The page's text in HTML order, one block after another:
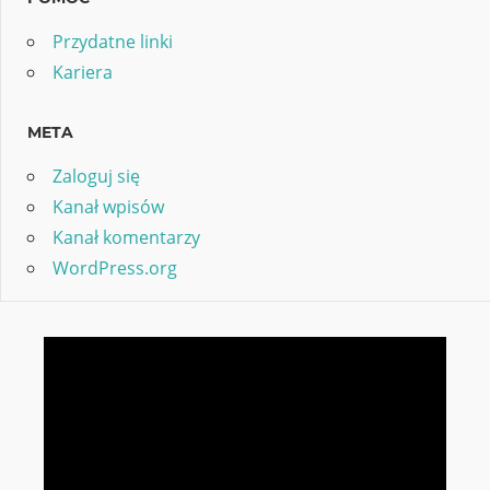
Przydatne linki
Kariera
META
Zaloguj się
Kanał wpisów
Kanał komentarzy
WordPress.org